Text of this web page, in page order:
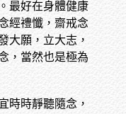
最好在身體健康
經禮懺，齋戒念
大願，立大志，
，當然也是極為
時時靜聽隨念，